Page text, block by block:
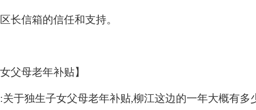
长信箱的信任和支持。
父母老年补贴】
关于独生子女父母老年补贴,柳江这边的一年大概有多